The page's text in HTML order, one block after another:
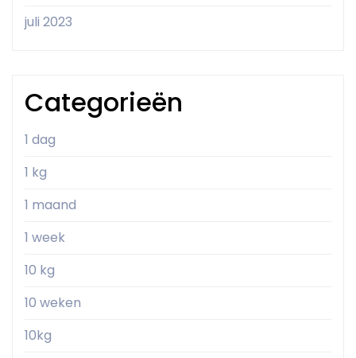
juli 2023
Categorieën
1 dag
1 kg
1 maand
1 week
10 kg
10 weken
10kg